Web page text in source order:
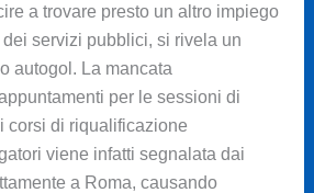
a trovare presto un altro impiego
dei servizi pubblici, si rivela un
autogol. La mancata
per le sessioni di
corsi di riqualificazione
viene infatti segnalata dai
a Roma, causando